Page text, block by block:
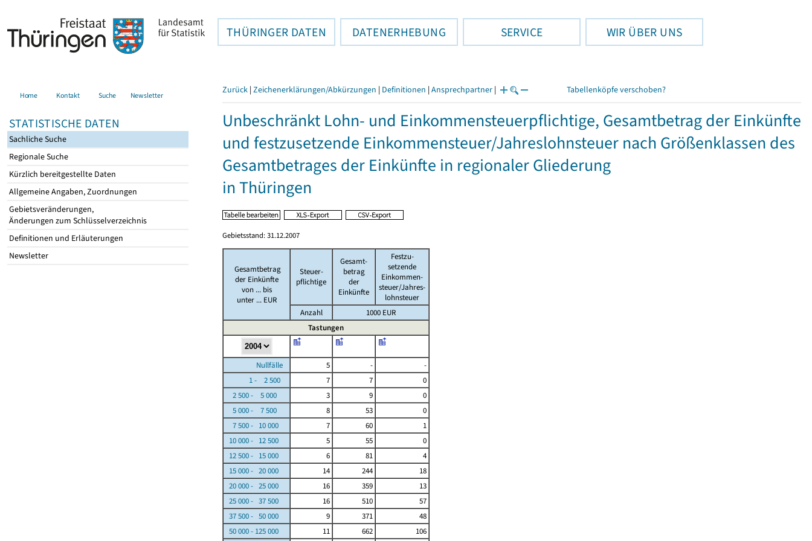
THÜRINGER DATEN DATENERHEBUNG SERVICE WIR ÜBER UNS
Home Kontakt Suche Newsletter
STATISTISCHE DATEN
Sachliche Suche
Regionale Suche
Kürzlich bereitgestellte Daten
Allgemeine Angaben, Zuordnungen
Gebietsveränderungen,
Änderungen zum Schlüsselverzeichnis
Definitionen und Erläuterungen
Newsletter
Zurück | Zeichenerklärungen/Abkürzungen | Definitionen | Ansprechpartner | Tabellenköpfe verschoben?
Unbeschränkt Lohn- und Einkommensteuerpflichtige, Gesamtbetrag der Einkünfte
und festzusetzende Einkommensteuer/Jahreslohnsteuer nach Größenklassen des
Gesamtbetrages der Einkünfte in regionaler Gliederung
in Thüringen
Gebietsstand: 31.12.2007
Gesamtbetrag
der Einkünfte
von ... bis
unter ... EUR
Steuer-
pflichtige
Gesamt-
betrag
der
Einkünfte
Festzu-
setzende
Einkommen-
steuer/Jahres-
lohnsteuer
Anzahl
1000 EUR
Tastungen
Nullfälle 5 -
-
1 - 2 500
7 7
0
2 500 - 5 000
3 9
0
5 000 - 7 500
8 53
0
7 500 - 10 000
7 60
1
10 000 - 12 500
5 55
0
12 500 - 15 000
6 81
4
15 000 - 20 000
14 244
18
20 000 - 25 000
16 359
13
25 000 - 37 500
16 510
57
37 500 - 50 000
9 371
48
50 000 - 125 000
11 662 106